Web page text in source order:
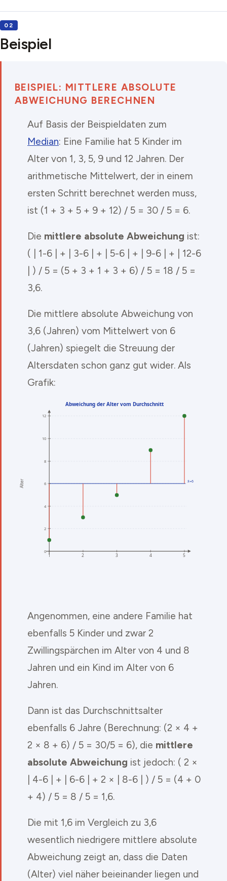
Beispiel
BEISPIEL: MITTLERE ABSOLUTE
ABWEICHUNG BERECHNEN
Auf Basis der Beispieldaten zum
Median: Eine Familie hat 5 Kinder im
Alter von 1, 3, 5, 9 und 12 Jahren. Der
arithmetische Mittelwert, der in einem
ersten Schritt berechnet werden muss,
ist (1 + 3 + 5 + 9 + 12) / 5 = 30 / 5 = 6.
Die mittlere absolute Abweichung ist:
( | 1-6 | + | 3-6 | + | 5-6 | + | 9-6 | + | 12-6
| ) / 5 = (5 + 3 + 1 + 3 + 6) / 5 = 18 / 5 =
3,6.
Die mittlere absolute Abweichung von
3,6 (Jahren) vom Mittelwert von 6
(Jahren) spiegelt die Streuung der
Altersdaten schon ganz gut wider. Als
Grafik:
Angenommen, eine andere Familie hat
ebenfalls 5 Kinder und zwar 2
Zwillingspärchen im Alter von 4 und 8
Jahren und ein Kind im Alter von 6
Jahren.
Dann ist das Durchschnittsalter
ebenfalls 6 Jahre (Berechnung: (2 × 4 +
2 × 8 + 6) / 5 = 30/5 = 6), die mittlere
absolute Abweichung ist jedoch: ( 2 ×
| 4-6 | + | 6-6 | + 2 × | 8-6 | ) / 5 = (4 + 0
+ 4) / 5 = 8 / 5 = 1,6.
Die mit 1,6 im Vergleich zu 3,6
wesentlich niedrigere mittlere absolute
Abweichung zeigt an, dass die Daten
(Alter) viel näher beieinander liegen und